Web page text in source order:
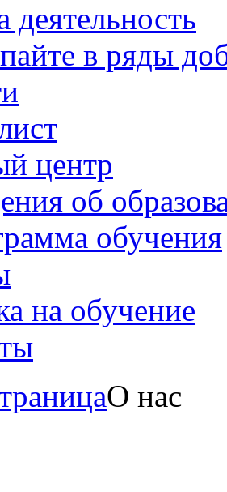
в ряды
центр
об
обучения
на обучение
О нас